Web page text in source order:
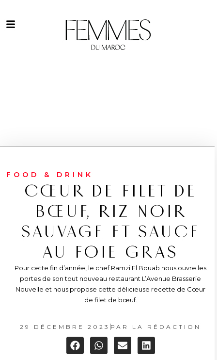
FOOD & DRINK
CŒUR DE FILET DE
BŒUF, RIZ NOIR
SAUVAGE ET SAUCE
AU FOIE GRAS
Pour cette fin d’année, le chef Ramzi El Bouab nous ouvre les
portes de son tout nouveau restaurant L’Avenue Brasserie
Nouvelle et nous propose cette délicieuse recette de Cœur
de filet de bœuf.
29 DÉCEMBRE 2023 PAR LA RÉDACTION